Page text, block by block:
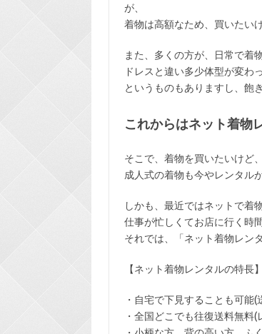
が、
着物は高額なため、買いたい
また、多くの方が、日常で着
ドレスと違い多少体型が変わ
というものもありますし、飽
これからはネット着物
そこで、着物を買いたいけど
成人式の着物も今やレンタル
しかも、最近ではネットで着
仕事が忙しくてお店に行く時
それでは、「ネット着物レン
【ネット着物レンタルの特長】
・ 自宅で下見することも可能(
・全国どこでも往復送料無料(